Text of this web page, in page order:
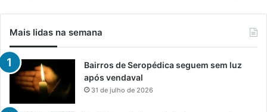
Mais lidas na semana
Bairros de Seropédica seguem sem luz
após vendaval
31 de julho de 2026